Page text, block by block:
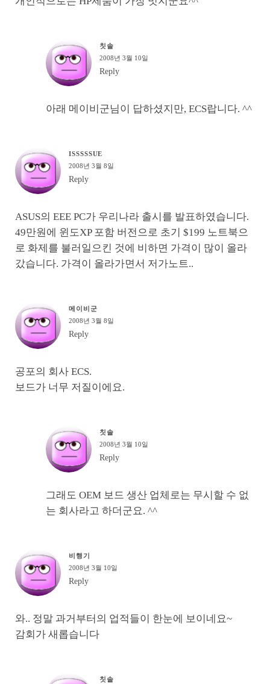
칫솔
2008년 3월 10일
Reply
아래 메이비군님이 답하셨지만, ECS랍니다. ^^
ISSSSSUE
2008년 3월 8일
Reply
ASUS의 EEE PC가 우리나라 출시를 발표하였습니다.
49만원에 윈도XP 포함 버전으로 초기 $199 노트북으
로 화제를 불러일으킨 것에 비하면 가격이 많이 올라
갔습니다. 가격이 올라가면서 저가노트..
메이비군
2008년 3월 8일
Reply
공포의 회사 ECS.
보드가 너무 저질이에요.
칫솔
2008년 3월 10일
Reply
그래도 OEM 보드 생산 업체로는 무시할 수 없
는 회사라고 하더군요. ^^
비행기
2008년 3월 10일
Reply
와.. 정말 과거부터의 업적들이 한눈에 보이네요~
감회가 새롭습니다
칫솔